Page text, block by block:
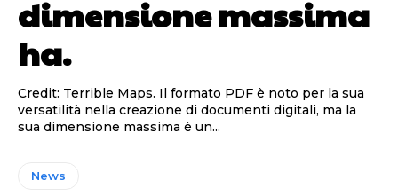
dimensione massima
ha.
Credit: Terrible Maps. Il formato PDF è noto per la sua
versatilità nella creazione di documenti digitali, ma la
sua dimensione massima è un...
News